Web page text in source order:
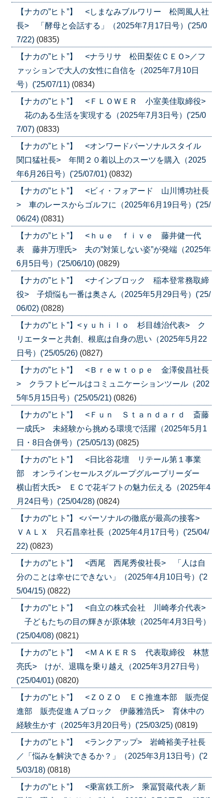
【ナカの”ヒト”】 <しまなみブルワリー 松岡風人社
長> 「酵母と会話する」（2025年7月17日号）('25/0
7/22) (0835)
【ナカの”ヒト”】 <ナラリサ 松田梨佐ＣＥＯ>／フ
ァッションで大人の女性に自信を（2025年7月10日
号）('25/07/11) (0834)
【ナカの”ヒト”】 <ＦＬＯＷＥＲ 小室美佳取締役>
花のある生活を実現する（2025年7月3日号）('25/0
7/07) (0833)
【ナカの”ヒト”】 <オンワードパーソナルスタイル
関口猛社長> 年間２０着以上のスーツを購入（2025
年6月26日号）('25/07/01) (0832)
【ナカの”ヒト”】 <ビィ・フォアード 山川博功社長
> 車のレースからゴルフに（2025年6月19日号）('25/
06/24) (0831)
【ナカの”ヒト”】 <ｈｕｅ ｆｉｖｅ 藤井健一代
表 藤井万理氏> 夫の”対策しない姿”が発端（2025年
6月5日号）('25/06/10) (0829)
【ナカの”ヒト”】 <ナインブロック 稲本登常務取締
役> 子煩悩も一番は奥さん（2025年5月29日号）('25/
06/02) (0828)
【ナカの”ヒト”】<ｙｕｈｉｌｏ 杉目雄治代表> ク
リエーターと共創、根底は自身の思い（2025年5月22
日号）('25/05/26) (0827)
【ナカの”ヒト”】 <Ｂｒｅｗｔｏｐｅ 金澤俊昌社長
> クラフトビールはコミュニケーションツール（202
5年5月15日号）('25/05/21) (0826)
【ナカの”ヒト”】 <Ｆｕｎ Ｓｔａｎｄａｒｄ 斎藤
一成氏> 未経験から挑める環境で活躍（2025年5月1
日・8日合併号）('25/05/13) (0825)
【ナカの”ヒト”】 <日比谷花壇 リテール第１事業
部 オンラインセールスグループグループリーダー
横山哲大氏> ＥＣで花ギフトの魅力伝える（2025年4
月24日号）('25/04/28) (0824)
【ナカの”ヒト”】 <パーソナルの徹底が最高の接客>
ＶＡＬＸ 只石昌幸社長（2025年4月17日号）('25/04/
22) (0823)
【ナカの”ヒト”】 <西尾 西尾秀俊社長> 「人は自
分のことは幸せにできない」（2025年4月10日号）('2
5/04/15) (0822)
【ナカの”ヒト”】 <自立の株式会社 川崎孝介代表>
子どもたちの目の輝きが原体験（2025年4月3日号）
('25/04/08) (0821)
【ナカの”ヒト”】 <ＭＡＫＥＲＳ 代表取締役 林慧
亮氏> けが、退職を乗り越え（2025年3月27日号）
('25/04/01) (0820)
【ナカの”ヒト”】 <ＺＯＺＯ ＥＣ推進本部 販売促
進部 販売促進Ａブロック 伊藤雅浩氏> 育休中の
経験生かす（2025年3月20日号）('25/03/25) (0819)
【ナカの”ヒト”】 <ランクアップ> 岩崎裕美子社長
／「悩みを解決できるか？」（2025年3月13日号）('2
5/03/18) (0818)
【ナカの”ヒト”】 <乗富鉄工所> 乘冨賢蔵代表／新